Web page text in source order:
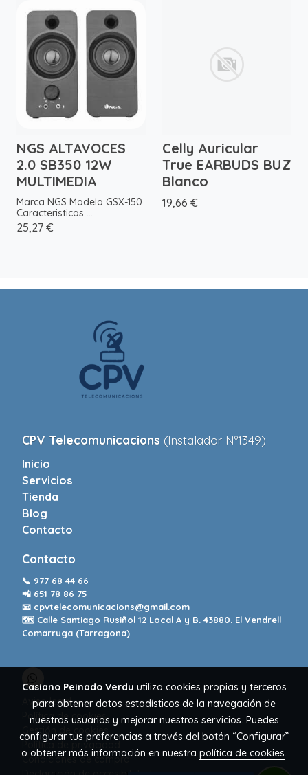
NGS ALTAVOCES
2.0 SB350 12W
MULTIMEDIA
Marca NGS Modelo GSX-150
Caracteristicas ...
25,27 €
Celly Auricular
True EARBUDS BUZ
Blanco
19,66 €
CPV Telecomunicacions (Instalador Nº1349)
Inicio
Servicios
Tienda
Blog
Contacto
Contacto
📞 977 68 44 66
📲 651 78 86 75
📧 cpvtelecomunicacions@gmail.com
🗺️ Calle Santiago Rusiñol 12 Local A y B. 43880. El Vendrell
Comarruga (Tarragona)
Aviso legal
Política de cookies
Gestión de cookies
Política de privacidad
Condiciones de compra
Casiano Peinado Verdu utiliza cookies propias y terceros
para obtener datos estadísticos de la navegación de
nuestros usuarios y mejorar nuestros servicios. Puedes
configurar tus preferencias a través del botón “Configurar”
o obtener más información en nuestra política de cookies.